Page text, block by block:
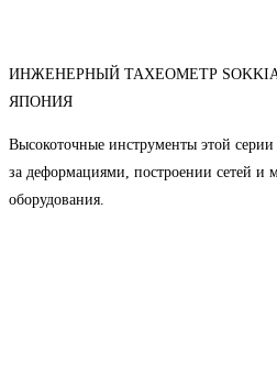
ИНЖЕНЕРНЫЙ ТАХЕОМЕТР SOKKIA
ЯПОНИЯ
Высокоточные инструменты этой
за деформациями, построении сетей и
оборудования.